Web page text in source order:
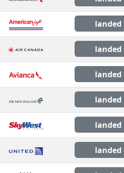
landed
landed
landed
landed
landed
landed